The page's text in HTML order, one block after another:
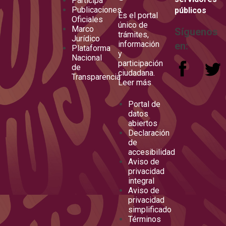
Publicaciones
Oficiales
Marco
Jurídico
Plataforma
Nacional
de
Transparencia
Es el portal
único de
trámites,
información
y
participación
ciudadana.
Leer más
Portal de
datos
abiertos
Declaración
de
accesibilidad
Aviso de
privacidad
integral
Aviso de
privacidad
simplificado
Términos
públicos
Síguenos
en: